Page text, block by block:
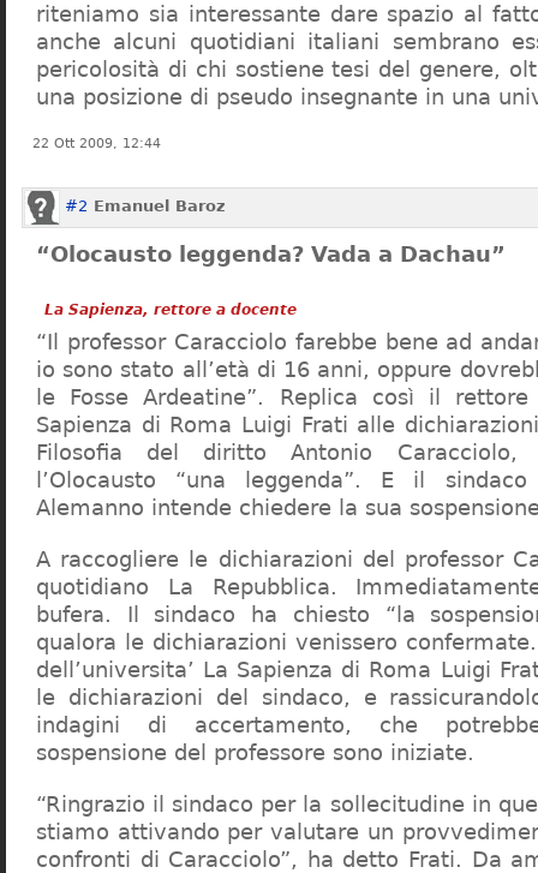
riteniamo sia interessante dare spazio al fatto
anche alcuni quotidiani italiani sembrano
pericolosità di chi sostiene tesi del genere,
una posizione di pseudo insegnante in una
22 Ott 2009, 12:44
#2 Emanuel Baroz
“Olocausto leggenda? Vada a Dachau”
La Sapienza, rettore a docente
“Il professor Caracciolo farebbe bene ad
io sono stato all’età di 16 anni, oppure
le Fosse Ardeatine”. Replica così il rettore
Sapienza di Roma Luigi Frati alle
Filosofia del diritto Antonio
l’Olocausto “una leggenda”. E il
Alemanno intende chiedere la sua
A raccogliere le dichiarazioni del professor
quotidiano La Repubblica.
bufera. Il sindaco ha chiesto “la
qualora le dichiarazioni venissero
dell’universita’ La Sapienza di Roma Luigi
le dichiarazioni del sindaco, e
indagini di accertamento, che
sospensione del professore sono iniziate.
“Ringrazio il sindaco per la sollecitudine in
stiamo attivando per valutare un
confronti di Caracciolo”, ha detto Frati. Da